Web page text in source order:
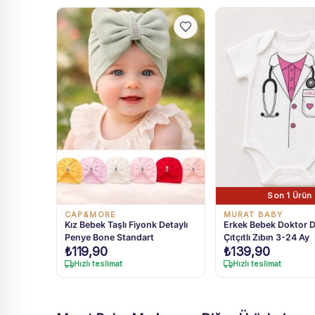
CAP&MORE
Kız Bebek Taşlı Fiyonk Detaylı
Penye Bone Standart
₺119,90
Hızlı teslimat
Son 1 Ürün
MURAT BABY
Erkek Bebek Doktor
Çıtçıtlı Zıbın 3-24 Ay
₺139,90
Hızlı teslimat